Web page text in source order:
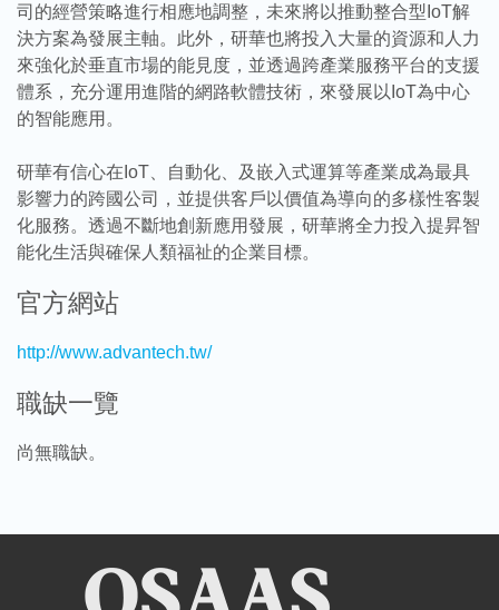
司的經營策略進行相應地調整，未來將以推動整合型IoT解
決方案為發展主軸。此外，研華也將投入大量的資源和人力
來強化於垂直市場的能見度，並透過跨產業服務平台的支援
體系，充分運用進階的網路軟體技術，來發展以IoT為中心
的智能應用。
研華有信心在IoT、自動化、及嵌入式運算等產業成為最具
影響力的跨國公司，並提供客戶以價值為導向的多樣性客製
化服務。透過不斷地創新應用發展，研華將全力投入提昇智
能化生活與確保人類福祉的企業目標。
官方網站
http://www.advantech.tw/
職缺一覽
尚無職缺。